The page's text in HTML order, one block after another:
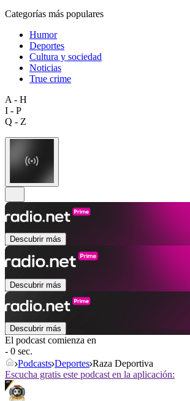
Categorías más populares
Humor
Deportes
Cultura y sociedad
Noticias
True crime
A - H
I - P
Q - Z
Descubrir más
Descubrir más
Descubrir más
El podcast comienza en
- 0 sec.
Podcasts Deportes Raza Deportiva
Escucha gratis este podcast en la aplicación: